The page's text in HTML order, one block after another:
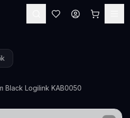
Black Logilink KAB0050